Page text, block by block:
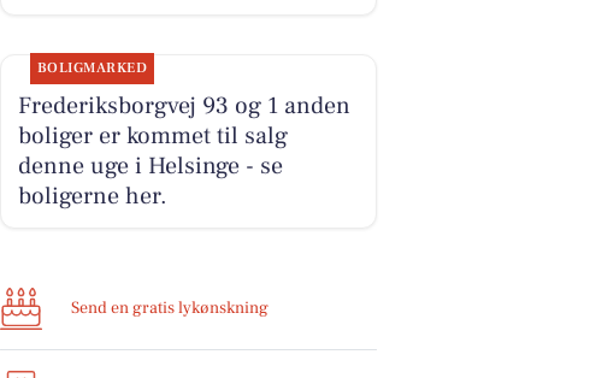
BOLIGMARKED
Frederiksborgvej 93 og 1 anden
boliger er kommet til salg
denne uge i Helsinge - se
boligerne her.
Send en gratis lykønskning